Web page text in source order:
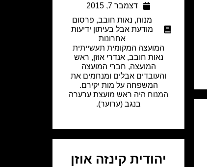
דצמבר 7, 2015
מנוח, נאות חובב, פרסום
מודעת אבל בעיתון ידיעות
אחרונות
המועצה המקומית תעשייתית
נאות חובב, אנדרי אוזן, ראש
המועצה, חברי המועצה
והעובדים אבלים ומנחמים את
המשפחה על מות יקירם.
המנוח היה ראש מועצת ערערה
בנגב (ערוער).
יהודית קינזה אוזן